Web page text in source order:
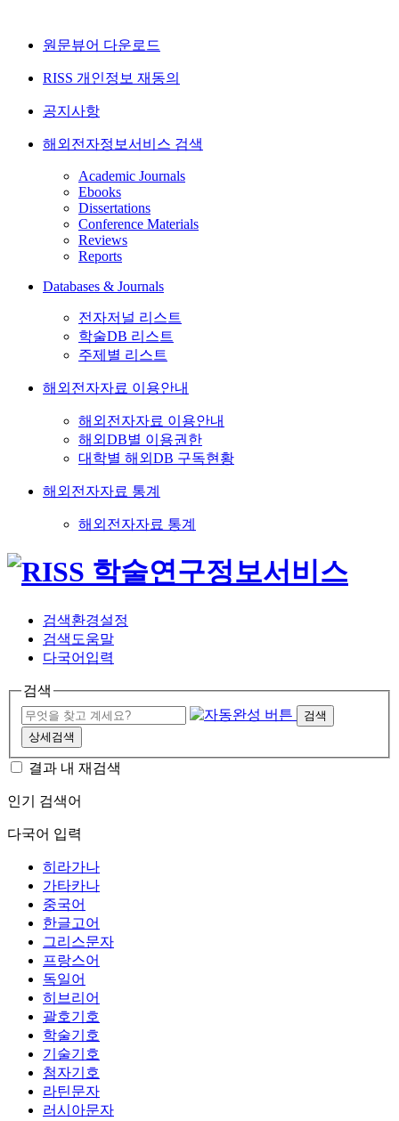
원문뷰어 다운로드
RISS 개인정보 재동의
공지사항
해외전자정보서비스 검색
Academic Journals
Ebooks
Dissertations
Conference Materials
Reviews
Reports
Databases & Journals
전자저널 리스트
학술DB 리스트
주제별 리스트
해외전자자료 이용안내
해외전자자료 이용안내
해외DB별 이용권한
대학별 해외DB 구독현황
해외전자자료 통계
해외전자자료 통계
검색환경설정
검색도움말
다국어입력
검색
검색
상세검색
결과 내 재검색
인기 검색어
다국어 입력
히라가나
가타카나
중국어
한글고어
그리스문자
프랑스어
독일어
히브리어
괄호기호
학술기호
기술기호
첨자기호
라틴문자
러시아문자